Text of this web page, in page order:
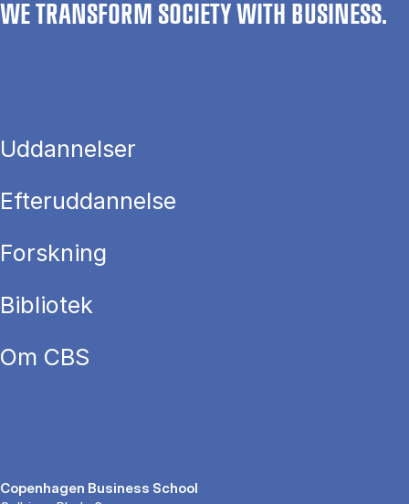
WE TRANSFORM SOCIETY WITH BUSINESS.
Uddannelser
Efteruddannelse
Forskning
Bibliotek
Om CBS
Copenhagen Business School